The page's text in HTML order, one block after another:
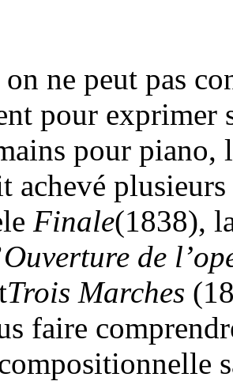
ne peut pas
pour exprimer
pour piano,
achevé
Finale(1838),
Ouverture de
Trois Marches
faire